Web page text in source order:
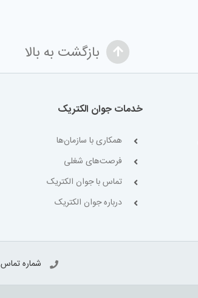
بازگشت به بالا
خدمات جوان الکتریک
همکاری با سازمان‌ها
فرصت‌های شغلی
تماس با جوان الکتریک
درباره جوان الکتریک
شماره تماس